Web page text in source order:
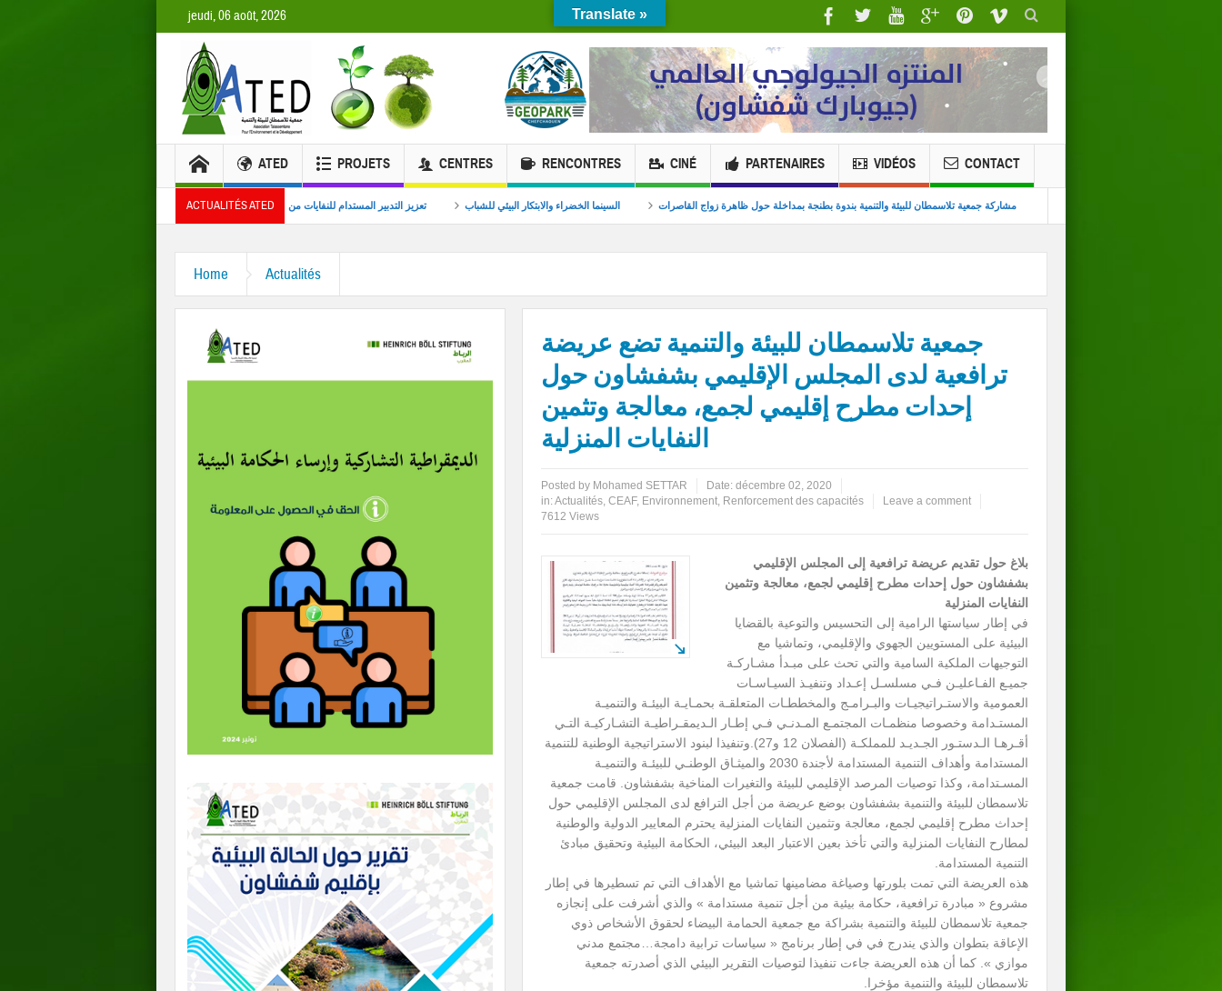
jeudi, 06 août, 2026
ATED PROJETS CENTRES RENCONTRES CINÉ PARTENAIRES VIDÉOS CONTACT
ACTUALITÉS ATED
تعزيز التدبير المستدام للنفايات من خلال مشروع نموذجي لفرزها من المصدر السينما الخضراء والابتكار البيئي للشباب مشاركة جمعية تلاسمطان للبيئة والتنمية بندوة بطنجة بمداخلة حول ظاهرة زواج القاصرات الغابوية (مستقبل أمكري ) حول تقنيات اخماد حرائق الغابة
Home Actualités
جمعية تلاسمطان للبيئة والتنمية تضع عريضة
ترافعية لدى المجلس الإقليمي بشفشاون حول
إحدات مطرح إقليمي لجمع، معالجة وتثمين
النفايات المنزلية
Posted by Mohamed SETTAR Date: décembre 02, 2020
in:Actualités, CEAF, Environnement, Renforcement des capacités
Leave a comment
7612 Views
بلاغ حول تقديم عريضة ترافعية إلى المجلس الإقليمي
بشفشاون حول إحدات مطرح إقليمي لجمع، معالجة وتثمين
النفايات المنزلية
في إطار سياستها الرامية إلى التحسيس والتوعية بالقضايا
البيئية على المستويين الجهوي والإقليمي، وتماشيا مع
التوجيهات الملكية السامية والتي تحث على مبـدأ مشـاركـة
جميـع الفـاعليـن فـي مسلسـل إعـداد وتنفيـذ السيـاسـات
العمومية والاستـراتيجيـات والبـرامـج والمخططـات المتعلقـة بحمـايـة البيئـة والتنميـة
المستـدامة وخصوصا منظمـات المجتمـع المـدنـي فـي إطـار الـديمقـراطيـة التشـاركيـة التـي
أقـرهـا الـدستـور الجـديـد للمملكـة (الفصلان 12 و27).وتنفيذا لبنود الاستراتيجية الوطنية للتنمية
المستدامة وأهداف التنمية المستدامة لأجندة 2030 والميثـاق الوطنـي للبيئـة والتنميـة
المسـتدامة، وكذا توصيات المرصد الإقليمي للبيئة والتغيرات المناخية بشفشاون. قامت جمعية
تلاسمطان للبيئة والتنمية بشفشاون بوضع عريضة من أجل الترافع لدى المجلس الإقليمي حول
إحداث مطرح إقليمي لجمع، معالجة وتثمين النفايات المنزلية يحترم المعايير الدولية والوطنية
لمطارح النفايات المنزلية والتي تأخذ بعين الاعتبار البعد البيئي، الحكامة البيئية وتحقيق مبادئ
التنمية المستدامة.
هذه العريضة التي تمت بلورتها وصياغة مضامينها تماشيا مع الأهداف التي تم تسطيرها في إطار
مشروع « مبادرة ترافعية، حكامة بيئية من أجل تنمية مستدامة » والذي أشرفت على إنجازه
جمعية تلاسمطان للبيئة والتنمية بشراكة مع جمعية الحمامة البيضاء لحقوق الأشخاص ذوي
الإعاقة بتطوان والذي يندرج في في إطار برنامج « سياسات ترابية دامجة…مجتمع مدني
موازي ». كما أن هذه العريضة جاءت تنفيذا لتوصيات التقرير البيئي الذي أصدرته جمعية
تلاسمطان للبيئة والتنمية مؤخرا.
Translate »